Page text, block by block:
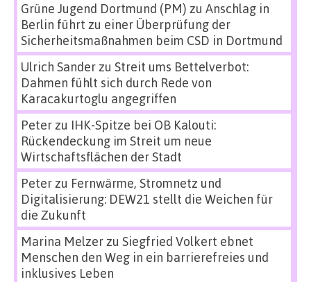
Grüne Jugend Dortmund (PM) zu Anschlag in
Berlin führt zu einer Überprüfung der
Sicherheitsmaßnahmen beim CSD in Dortmund
Ulrich Sanderzu Streit ums Bettelverbot:
Dahmen fühlt sich durch Rede von
Karacakurtoglu angegriffen
Peterzu IHK-Spitze bei OB Kalouti:
Rückendeckung im Streit um neue
Wirtschaftsflächen der Stadt
Peterzu Fernwärme, Stromnetz und
Digitalisierung: DEW21 stellt die Weichen für
die Zukunft
Marina Melzerzu Siegfried Volkert ebnet
Menschen den Weg in ein barrierefreies und
inklusives Leben